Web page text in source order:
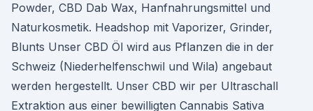
Powder, CBD Dab Wax, Hanfnahrungsmittel und
Naturkosmetik. Headshop mit Vaporizer, Grinder,
Blunts Unser CBD Öl wird aus Pflanzen die in der
Schweiz (Niederhelfenschwil und Wila) angebaut
werden hergestellt. Unser CBD wir per Ultraschall
Extraktion aus einer bewilligten Cannabis Sativa